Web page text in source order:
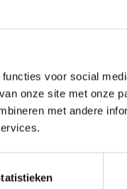
voor social
onze site met onze
met andere